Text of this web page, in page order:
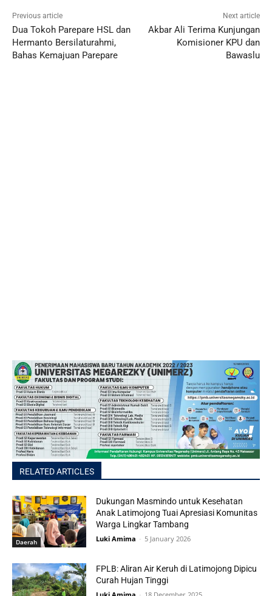
Previous article
Dua Tokoh Parepare HSL dan
Hermanto Bersilaturahmi,
Bahas Kemajuan Parepare
Next article
Akbar Ali Terima Kunjungan
Komisioner KPU dan
Bawaslu
RELATED ARTICLES
Daerah
Dukungan Masmindo untuk Kesehatan
Anak Latimojong Tuai Apresiasi Komunitas
Warga Lingkar Tambang
Luki Amima - 5 January 2026
FPLB: Aliran Air Keruh di Latimojong Dipicu
Curah Hujan Tinggi